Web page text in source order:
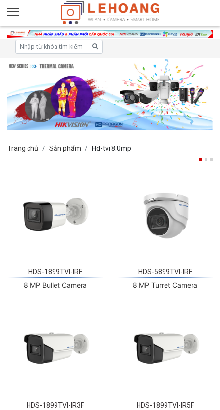
Trang chủ Sản phẩm Hd-tvi 8.0mp
HDS-1899TVI-IRF
8 MP Bullet Camera
HDS-5899TVI-IRF
8 MP Turret Camera
HDS-1899TVI-IR3F HDS-1899TVI-IR5F